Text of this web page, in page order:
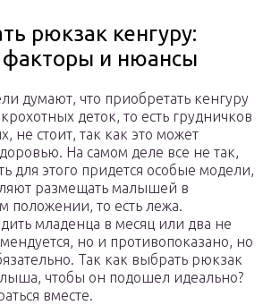
рюкзак кенгуру:
и нюансы
думают, что приобретать кенгуру
деток, то есть грудничков
не стоит, так как это может
На самом деле все не так,
для этого придется особые модели,
размещать малышей в
положении, то есть лежа.
младенца в месяц или два не
но и противопоказано, но
Так как выбрать рюкзак
чтобы он подошел идеально?
вместе.